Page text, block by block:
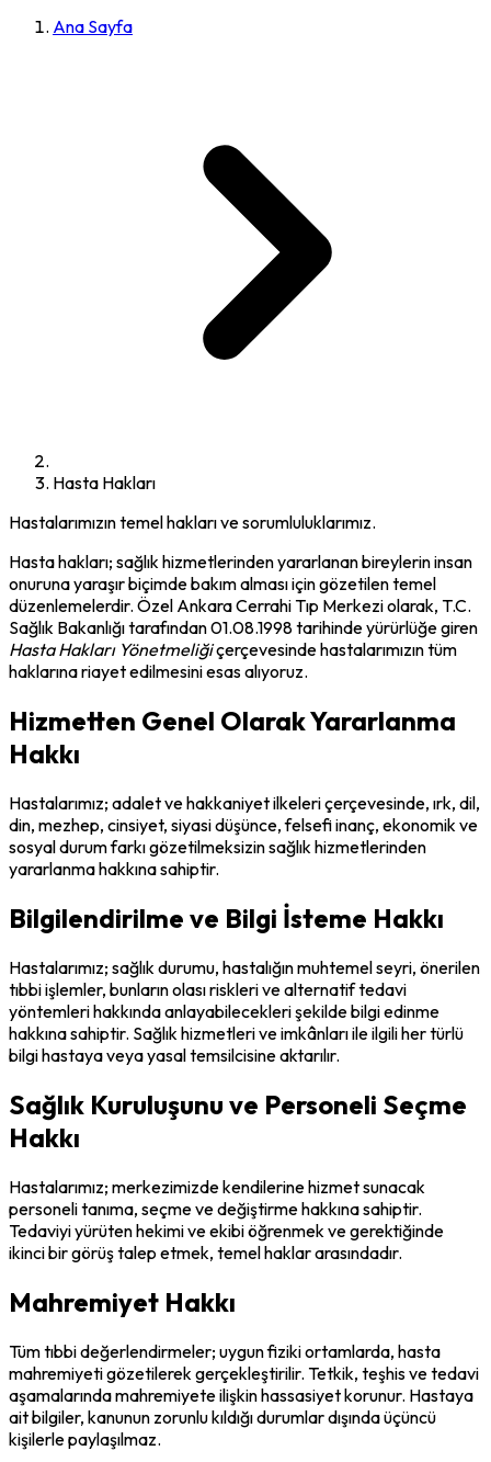
Ana Sayfa
Hasta Hakları
Hastalarımızın temel hakları ve sorumluluklarımız.
Hasta hakları; sağlık hizmetlerinden yararlanan bireylerin insan
onuruna yaraşır biçimde bakım alması için gözetilen temel
düzenlemelerdir. Özel Ankara Cerrahi Tıp Merkezi olarak, T.C.
Sağlık Bakanlığı tarafından 01.08.1998 tarihinde yürürlüğe giren
Hasta Hakları Yönetmeliğiçerçevesinde hastalarımızın tüm
haklarına riayet edilmesini esas alıyoruz.
Hizmetten Genel Olarak Yararlanma
Hakkı
Hastalarımız; adalet ve hakkaniyet ilkeleri çerçevesinde, ırk, dil,
din, mezhep, cinsiyet, siyasi düşünce, felsefi inanç, ekonomik ve
sosyal durum farkı gözetilmeksizin sağlık hizmetlerinden
yararlanma hakkına sahiptir.
Bilgilendirilme ve Bilgi İsteme Hakkı
Hastalarımız; sağlık durumu, hastalığın muhtemel seyri, önerilen
tıbbi işlemler, bunların olası riskleri ve alternatif tedavi
yöntemleri hakkında anlayabilecekleri şekilde bilgi edinme
hakkına sahiptir. Sağlık hizmetleri ve imkânları ile ilgili her türlü
bilgi hastaya veya yasal temsilcisine aktarılır.
Sağlık Kuruluşunu ve Personeli Seçme
Hakkı
Hastalarımız; merkezimizde kendilerine hizmet sunacak
personeli tanıma, seçme ve değiştirme hakkına sahiptir.
Tedaviyi yürüten hekimi ve ekibi öğrenmek ve gerektiğinde
ikinci bir görüş talep etmek, temel haklar arasındadır.
Mahremiyet Hakkı
Tüm tıbbi değerlendirmeler; uygun fiziki ortamlarda, hasta
mahremiyeti gözetilerek gerçekleştirilir. Tetkik, teşhis ve tedavi
aşamalarında mahremiyete ilişkin hassasiyet korunur. Hastaya
ait bilgiler, kanunun zorunlu kıldığı durumlar dışında üçüncü
kişilerle paylaşılmaz.